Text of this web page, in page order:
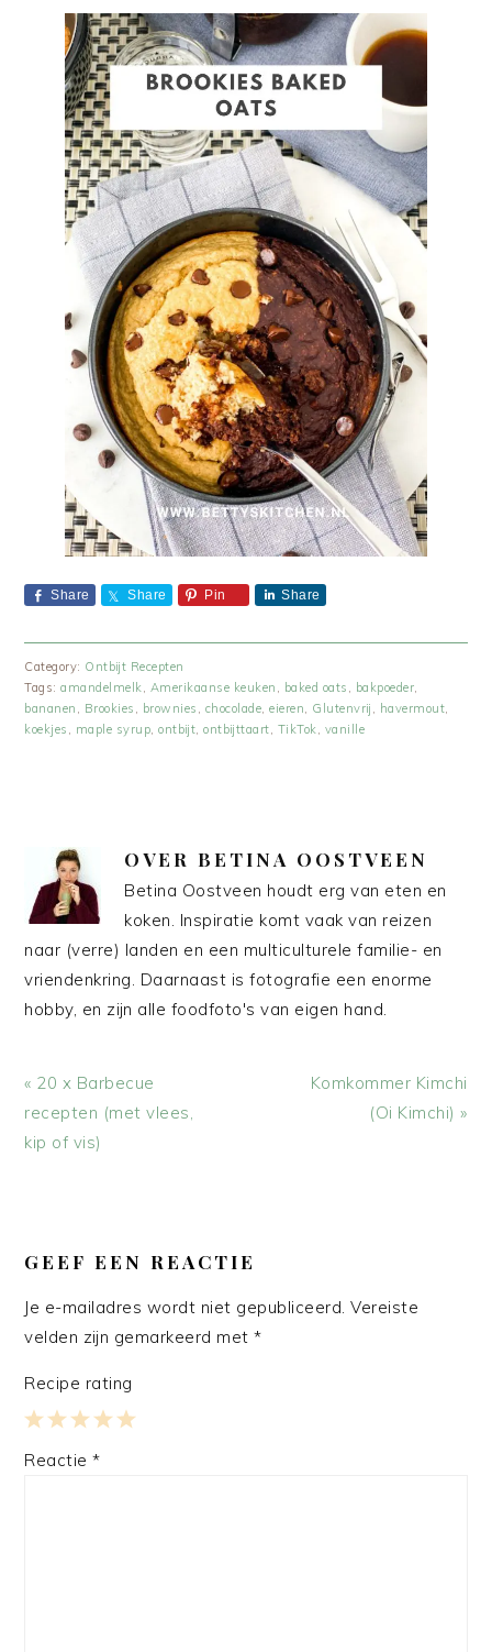
Share Share Pin Share
Category: Ontbijt Recepten
Tags:amandelmelk, Amerikaanse keuken , baked oats , bakpoeder,
bananen , Brookies , brownies , chocolade,eieren, Glutenvrij , havermout,
koekjes , maple syrup,ontbijt,ontbijttaart, TikTok, vanille
OVER BETINA OOSTVEEN
Betina Oostveen houdt erg van eten en
koken. Inspiratie komt vaak van reizen
naar (verre) landen en een multiculturele familie- en
vriendenkring. Daarnaast is fotografie een enorme
hobby, en zijn alle foodfoto's van eigen hand.
Vorig
bericht:
« 20 x Barbecue
recepten (met vlees,
kip of vis)
Volgend
Komkommer Kimchi
(Oi Kimchi) »
INTERACTIES
GEEF EEN REACTIE
Je e-mailadres wordt niet gepubliceerd. Vereiste
velden zijn gemarkeerd met*
Recipe rating
4
3
2
1
Reactie*